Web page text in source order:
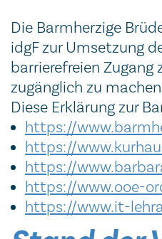
Die Barmherzige
idgF zur Umsetzung
barrierefreien Zugang
zugänglich zu
Diese Erklärung zur
https://
https://
https://
https://www.ooe-
https://www.it-